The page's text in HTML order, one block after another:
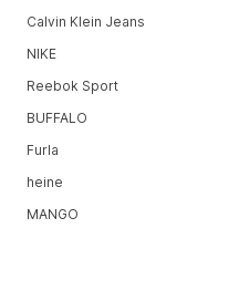
Calvin Klein Jeans
NIKE
Reebok Sport
BUFFALO
Furla
heine
MANGO